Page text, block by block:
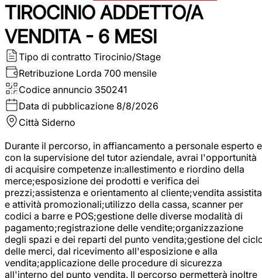
TIROCINIO ADDETTO/A
VENDITA - 6 MESI
Tipo di contratto Tirocinio/Stage
Retribuzione Lorda 700 mensile
Codice annuncio 350241
Data di pubblicazione 8/8/2026
Città Siderno
Durante il percorso, in affiancamento a personale esperto e
con la supervisione del tutor aziendale, avrai l'opportunità
di acquisire competenze in:allestimento e riordino della
merce;esposizione dei prodotti e verifica dei
prezzi;assistenza e orientamento al cliente;vendita assistita
e attività promozionali;utilizzo della cassa, scanner per
codici a barre e POS;gestione delle diverse modalità di
pagamento;registrazione delle vendite;organizzazione
degli spazi e dei reparti del punto vendita;gestione del
delle merci, dal ricevimento all'esposizione e alla
vendita;applicazione delle procedure di sicurezza
all'interno del punto vendita. Il percorso permetterà inoltre